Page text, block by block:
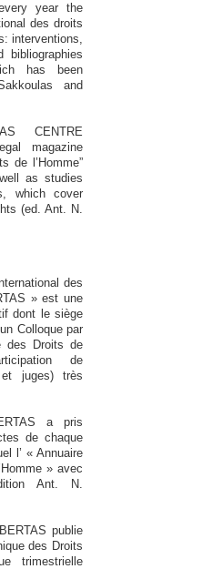
year the
des droits
interventions,
bibliographies
has been
and
CENTRE
magazine
de l’Homme”
as studies
which cover
(ed. Ant. N.
des
» est une
dont le siège
Colloque par
des Droits de
de
et juges) très
a pris
de chaque
l’ « Annuaire
» avec
Ant. N.
publie
des Droits
trimestrielle